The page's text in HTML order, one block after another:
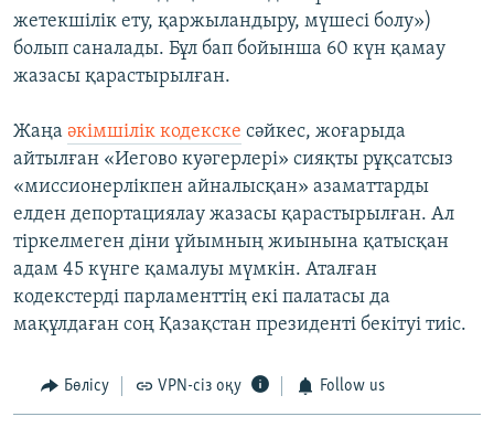
жетекшілік ету, қаржыландыру, мүшесі болу»)
болып саналады. Бұл бап бойынша 60 күн қамау
жазасы қарастырылған.
Жаңа әкімшілік кодекске сәйкес, жоғарыда
айтылған «Иегово куәгерлері» сияқты рұқсатсыз
«миссионерлікпен айналысқан» азаматтарды
елден депортациялау жазасы қарастырылған. Ал
тіркелмеген діни ұйымның жиынына қатысқан
адам 45 күнге қамалуы мүмкін. Аталған
кодекстерді парламенттің екі палатасы да
мақұлдаған соң Қазақстан президенті бекітуі тиіс.
Бөлісу VPN-сіз оқу Follow us